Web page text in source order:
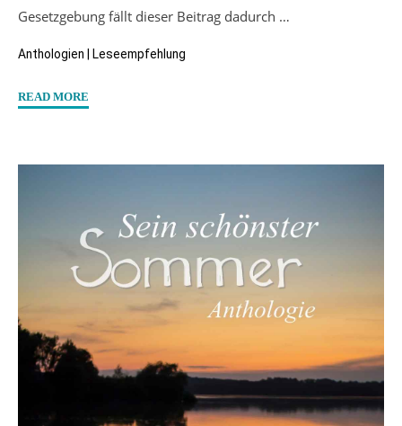
Gesetzgebung fällt dieser Beitrag dadurch …
Anthologien Leseempfehlung
READ MORE
von
E.F.
von
Hainwald,
LoClair
&
Chii